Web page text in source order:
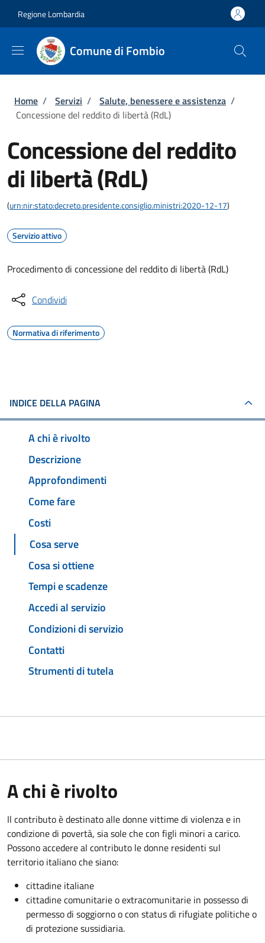
Regione Lombardia
Comune di Fombio
Briciole di pane
Home / Servizi / Salute, benessere e assistenza /
Concessione del reddito di libertà (RdL)
Concessione del reddito
di libertà (RdL)
(urn:nir:stato:decreto.presidente.consiglio.ministri:2020-12-17)
Servizio attivo
Procedimento di concessione del reddito di libertà (RdL)
Condividi
Normativa di riferimento
INDICE DELLA PAGINA
A chi è rivolto
Descrizione
Approfondimenti
Come fare
Costi
Cosa serve
Cosa si ottiene
Tempi e scadenze
Accedi al servizio
Condizioni di servizio
Contatti
Strumenti di tutela
A chi è rivolto
Il contributo è destinato alle donne vittime di violenza e in
condizione di povertà, sia sole che con figli minori a carico.
Possono accedere al contributo le donne residenti sul
territorio italiano che siano:
cittadine italiane
cittadine comunitarie o extracomunitarie in possesso di
permesso di soggiorno o con status di rifugiate politiche o
di protezione sussidiaria.